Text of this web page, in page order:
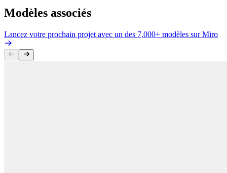
Modèles associés
Lancez votre prochain projet avec un des 7,000+ modèles sur Miro